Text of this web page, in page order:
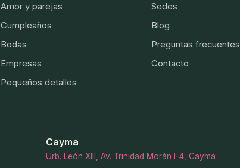
Amor y parejas
Cumpleaños
Bodas
Empresas
Pequeños detalles
Sedes
Blog
Preguntas frecuentes
Contacto
Cayma
Urb. León XIII, Av. Trinidad Morán I-4, Cayma